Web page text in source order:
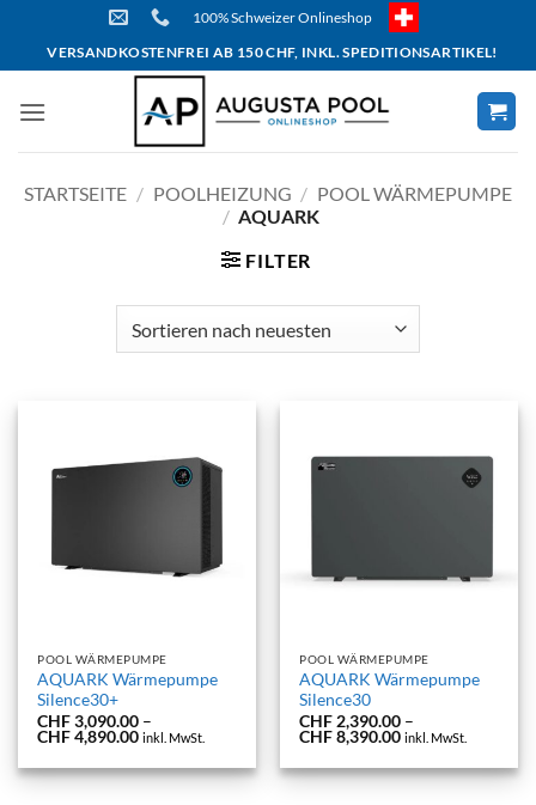
content
100% Schweizer Onlineshop
VERSANDKOSTENFREI AB 150 CHF, INKL. SPEDITIONSARTIKEL!
STARTSEITE / POOLHEIZUNG / POOL WÄRMEPUMPE
/ AQUARK
FILTER
POOL WÄRMEPUMPE
AQUARK Wärmepumpe
Silence30+
CHF3,090.00 –
CHF4,890.00Preisspanne:
bis
CHF 4,890.00
inkl. MwSt.
POOL WÄRMEPUMPE
AQUARK Wärmepumpe
Silence30
CHF 2,390.00 –
CHF8,390.00Preisspanne:
bis
CHF 8,390.00
inkl. MwSt.